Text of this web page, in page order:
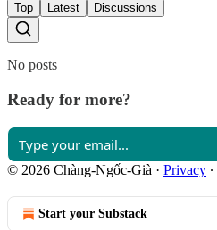
Top Latest Discussions
No posts
Ready for more?
© 2026 Chàng-Ngốc-Già · Privacy ∙
Start your Substack